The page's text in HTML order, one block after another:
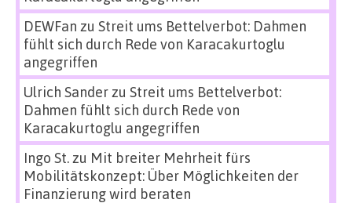
DEWFan zu Streit ums Bettelverbot: Dahmen
fühlt sich durch Rede von Karacakurtoglu
angegriffen
Ulrich Sanderzu Streit ums Bettelverbot:
Dahmen fühlt sich durch Rede von
Karacakurtoglu angegriffen
Ingo St.zu Mit breiter Mehrheit fürs
Mobilitätskonzept: Über Möglichkeiten der
Finanzierung wird beraten